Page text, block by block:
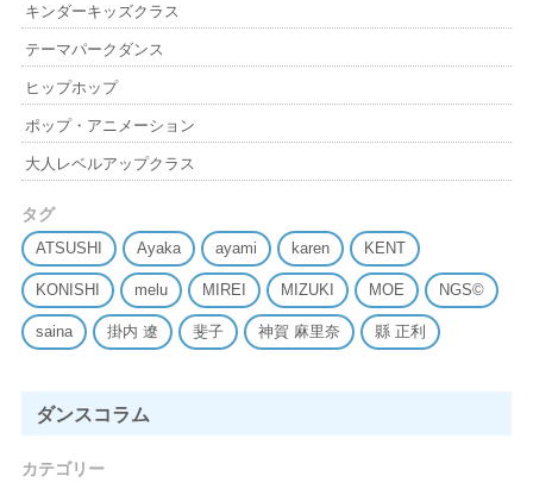
キンダーキッズクラス
テーマパークダンス
ヒップホップ
ポップ・アニメーション
大人レベルアップクラス
タグ
ATSUSHI Ayaka ayami karen KENT
KONISHI melu MIREI MIZUKI MOE NGS©
saina 掛内 遼 斐子 神賀 麻里奈 縣 正利
ダンスコラム
カテゴリー